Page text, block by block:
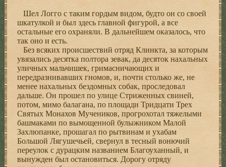
Шел Логго с таким гордым видом, будто он со своей
шкатулкой и был здесь главной фигурой, а все
остальные его охраняли. В дальнейшем оказалось, что
так оно и есть.
Без всяких происшествий отряд Клинкта, за которым
увязались десятка полтора зевак, да десяток нахальных
уличных мальчишек, гримасничающих и
передразнивавших гномов, и, почти столько же, не
менее нахальных бездомных собак, проследовал
дальше. Он прошел по улице Стриженных свиней,
потом, мимо балагана, по площади Тридцати Трех
Святых Монахов Мучеников, прогрохотал тяжелыми
башмаками по вымощенной булыжником Малой
Захлюпанке, прошагал по рытвинам и ухабам
Большой Лягушечьей, свернул в тесный вонючий
переулок с дурацким названием Благоуханный, и
вынужден был остановиться. Дорогу отряду